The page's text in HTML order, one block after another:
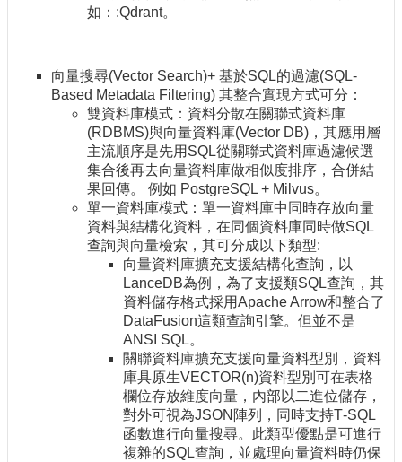
如：:Qdrant。
向量搜尋(Vector Search)+ 基於SQL的過濾(SQL-
Based Metadata Filtering) 其整合實現方式可分：
雙資料庫模式：資料分散在關聯式資料庫
(RDBMS)與向量資料庫(Vector DB)，其應用層
主流順序是先用SQL從關聯式資料庫過濾候選
集合後再去向量資料庫做相似度排序，合併結
果回傳。 例如 PostgreSQL + Milvus。
單一資料庫模式：單一資料庫中同時存放向量
資料與結構化資料，在同個資料庫同時做SQL
查詢與向量檢索，其可分成以下類型:
向量資料庫擴充支援結構化查詢，以
LanceDB為例，為了支援類SQL查詢，其
資料儲存格式採用Apache Arrow和整合了
DataFusion這類查詢引擎。但並不是
ANSI SQL。
關聯資料庫擴充支援向量資料型別，資料
庫具原生VECTOR(n)資料型別可在表格
欄位存放維度向量，內部以二進位儲存，
對外可視為JSON陣列，同時支持T‑SQL
函數進行向量搜尋。此類型優點是可進行
複雜的SQL查詢，並處理向量資料時仍保